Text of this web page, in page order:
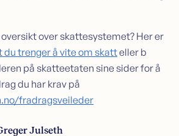
over skattesystemet? Her er
du trenger å vite om skatteller b
på skatteetaten sine sider for å
du har krav på
fradragsveileder
Julseth